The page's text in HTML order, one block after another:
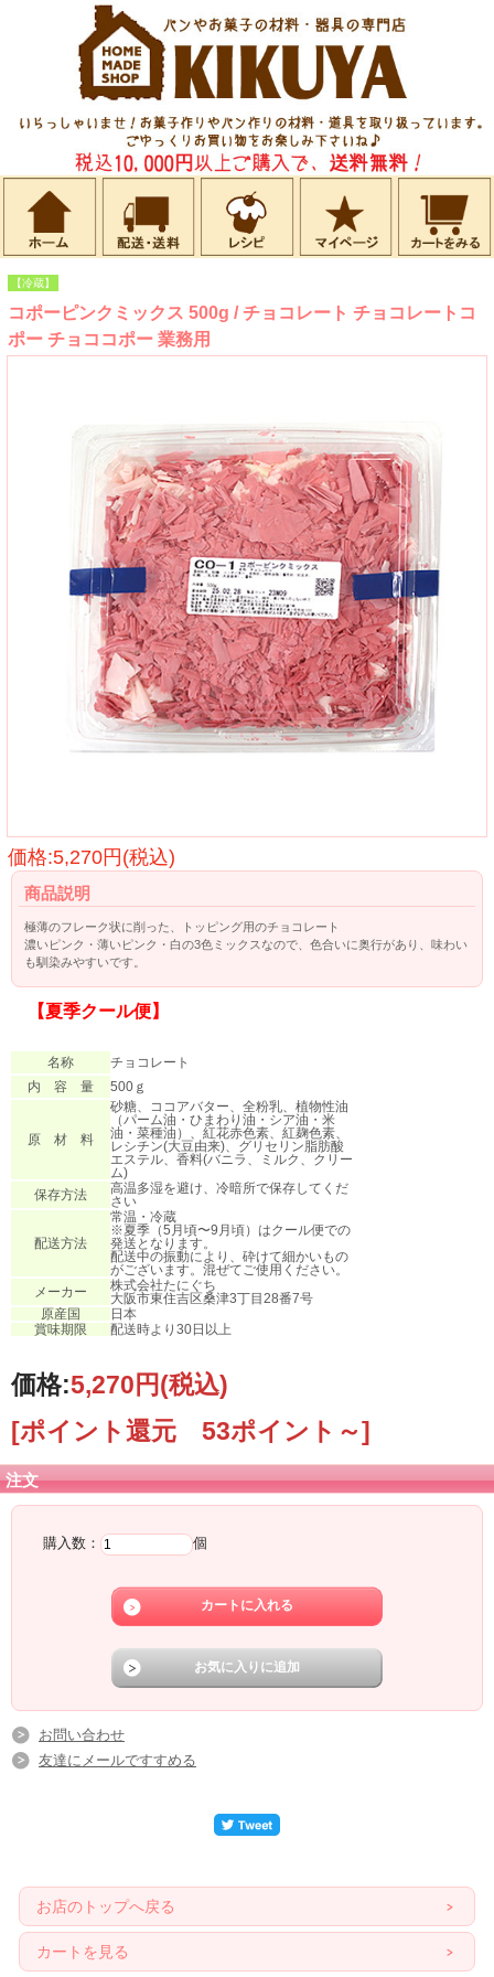
【冷蔵】
コポーピンクミックス 500g / チョコレート チョコレートコ
ポー チョココポー 業務用
価格:5,270円(税込)
商品説明
極薄のフレーク状に削った、トッピング用のチョコレート
濃いピンク・薄いピンク・白の3色ミックスなので、色合いに奥行があり、味わい
も馴染みやすいです。
【夏季クール便】
名称
チョコレート
内 容 量
500ｇ
原 材 料
砂糖、ココアバター、全粉乳、植物性油
（パーム油・ひまわり油・シア油・米
油・菜種油）、紅花赤色素、紅麹色素、
レシチン(大豆由来)、グリセリン脂肪酸
エステル、香料(バニラ、ミルク、クリー
ム)
保存方法
高温多湿を避け、冷暗所で保存してくだ
さい
配送方法
常温・冷蔵
※夏季（5月頃〜9月頃）はクール便での
発送となります。
配送中の振動により、砕けて細かいもの
がございます。混ぜてご使用ください。
メーカー
株式会社たにぐち
大阪市東住吉区桑津3丁目28番7号
原産国
日本
賞味期限
配送時より30日以上
価格:5,270円(税込)
[ポイント還元 53ポイント～]
注文
購入数： 個
お問い合わせ
友達にメールですすめる
お店のトップへ戻る
カートを見る